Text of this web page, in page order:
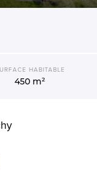
HABITABLE
450 m²